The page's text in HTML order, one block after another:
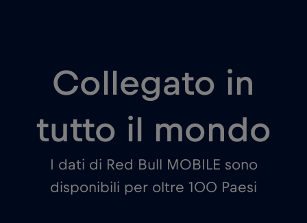
Collegato in
tutto il mondo
I dati di Red Bull MOBILE sono
disponibili per oltre 100 Paesi